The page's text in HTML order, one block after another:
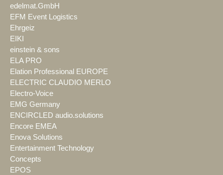
edelmat.GmbH
EFM Event Logistics
Ehrgeiz
EIKI
einstein & sons
ELA PRO
Elation Professional EUROPE
ELECTRIC CLAUDIO MERLO
Electro-Voice
EMG Germany
ENCIRCLED audio.solutions
Encore EMEA
Enova Solutions
Entertainment Technology
Concepts
EPOS